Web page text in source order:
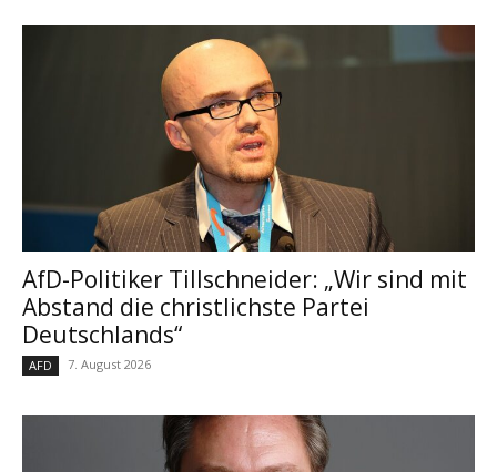
AfD-Politiker Tillschneider: „Wir sind mit
Abstand die christlichste Partei
Deutschlands“
AFD 7. August 2026